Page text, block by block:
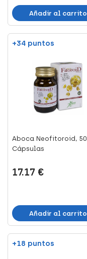
Añadir al carrito
+34 puntos
Aboca Neofitoroid, 50
Cápsulas
17.17 €
Añadir al carrito
+18 puntos